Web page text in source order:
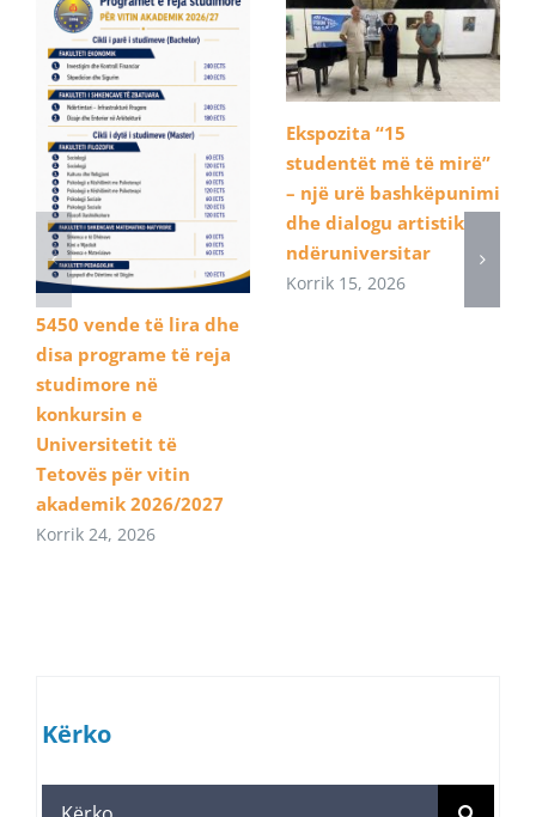
5450 vende të lira dhe
disa programe të reja
studimore në
konkursin e
Universitetit të
Tetovës për vitin
akademik 2026/2027
Korrik 24, 2026
Ekspozita “15
studentët më të mirë”
– një urë bashkëpunimi
dhe dialogu artistik
ndëruniversitar
Korrik 15, 2026
Kërko
Search